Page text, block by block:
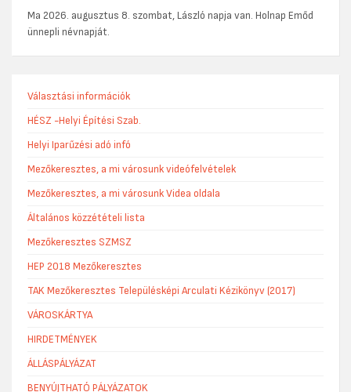
Ma 2026. augusztus 8. szombat, László napja van. Holnap Emőd
ünnepli névnapját.
Választási információk
HÉSZ -Helyi Építési Szab.
Helyi Iparűzési adó infó
Mezőkeresztes, a mi városunk videófelvételek
Mezőkeresztes, a mi városunk Videa oldala
Általános közzétételi lista
Mezőkeresztes SZMSZ
HEP 2018 Mezőkeresztes
TAK Mezőkeresztes Településképi Arculati Kézikönyv (2017)
VÁROSKÁRTYA
HIRDETMÉNYEK
ÁLLÁSPÁLYÁZAT
BENYÚJTHATÓ PÁLYÁZATOK